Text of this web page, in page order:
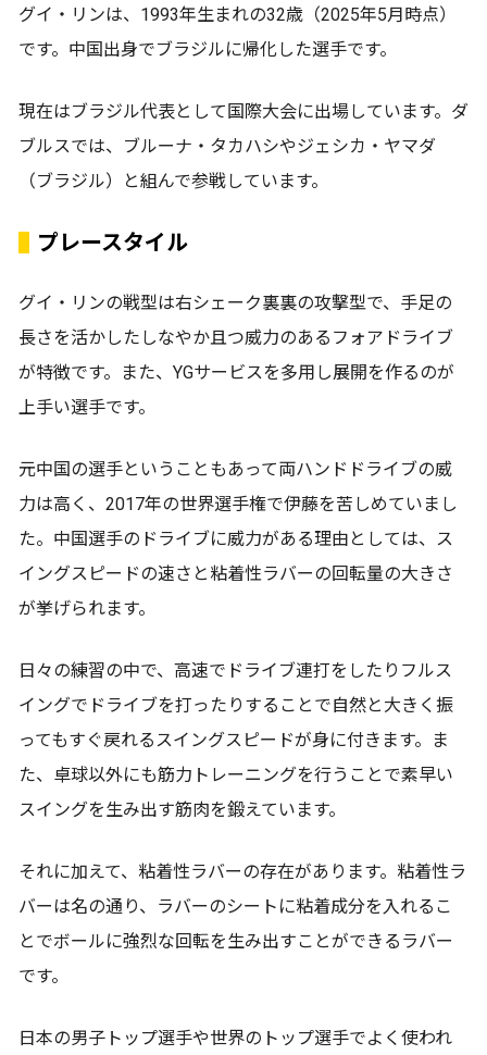
グイ・リンは、1993年生まれの32歳（2025年5月時点）
です。中国出身でブラジルに帰化した選手です。
現在はブラジル代表として国際大会に出場しています。ダ
ブルスでは、ブルーナ・タカハシやジェシカ・ヤマダ
（ブラジル）と組んで参戦しています。
プレースタイル
グイ・リンの戦型は右シェーク裏裏の攻撃型で、手足の
長さを活かしたしなやか且つ威力のあるフォアドライブ
が特徴です。また、YGサービスを多用し展開を作るのが
上手い選手です。
元中国の選手ということもあって両ハンドドライブの威
力は高く、2017年の世界選手権で伊藤を苦しめていまし
た。中国選手のドライブに威力がある理由としては、ス
イングスピードの速さと粘着性ラバーの回転量の大きさ
が挙げられます。
日々の練習の中で、高速でドライブ連打をしたりフルス
イングでドライブを打ったりすることで自然と大きく振
ってもすぐ戻れるスイングスピードが身に付きます。ま
た、卓球以外にも筋力トレーニングを行うことで素早い
スイングを生み出す筋肉を鍛えています。
それに加えて、粘着性ラバーの存在があります。粘着性ラ
バーは名の通り、ラバーのシートに粘着成分を入れるこ
とでボールに強烈な回転を生み出すことができるラバー
です。
日本の男子トップ選手や世界のトップ選手でよく使われ